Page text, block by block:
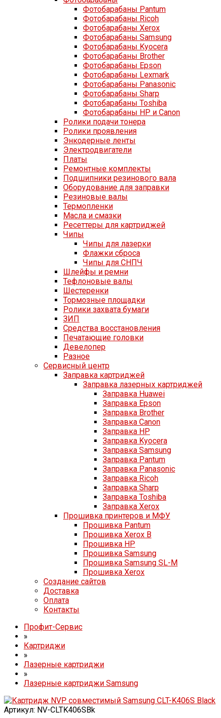
Фотобарабаны Pantum
Фотобарабаны Ricoh
Фотобарабаны Xerox
Фотобарабаны Samsung
Фотобарабаны Kyocera
Фотобарабаны Brother
Фотобарабаны Epson
Фотобарабаны Lexmark
Фотобарабаны Panasonic
Фотобарабаны Sharp
Фотобарабаны Toshiba
Фотобарабаны HP и Canon
Ролики подачи тонера
Ролики проявления
Энкодерные ленты
Электродвигатели
Платы
Ремонтные комплекты
Подшипники резинового вала
Оборудование для заправки
Резиновые валы
Термопленки
Масла и смазки
Ресеттеры для картриджей
Чипы
Чипы для лазерки
Флажки сброса
Чипы для СНПЧ
Шлейфы и ремни
Тефлоновые валы
Шестеренки
Тормозные площадки
Ролики захвата бумаги
ЗИП
Средства восстановления
Печатающие головки
Девелопер
Разное
Сервисный центр
Заправка картриджей
Заправка лазерных картриджей
Заправка Huawei
Заправка Epson
Заправка Brother
Заправка Canon
Заправка HP
Заправка Kyocera
Заправка Samsung
Заправка Pantum
Заправка Panasonic
Заправка Ricoh
Заправка Sharp
Заправка Toshiba
Заправка Xerox
Прошивка принтеров и МФУ
Прошивка Pantum
Прошивка Xerox B
Прошивка HP
Прошивка Samsung
Прошивка Samsung SL-M
Прошивка Xerox
Создание сайтов
Доставка
Оплата
Контакты
Профит-Сервис
»
Картриджи
»
Лазерные картриджи
»
Лазерные картриджи Samsung
Артикул: NV-CLTK406SBk